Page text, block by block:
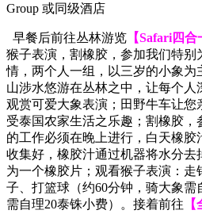
Group 或同级酒店
早餐后前往丛林游览 【Safari四合
猴子表演，割橡胶，参加我们特别
情，两个人一组，以三岁的小象为
山涉水悠游在丛林之中，让每个
观赏可爱大象表演；田野牛车让
受泰国农家生活之乐趣；割橡胶
的工作必须在晚上进行，白天橡胶
收集好，橡胶汁通过机器将水分
为一个橡胶片；观看猴子表演：
子、打篮球（约60分钟，骑大象需
需自理20泰铢小费）。接着前往